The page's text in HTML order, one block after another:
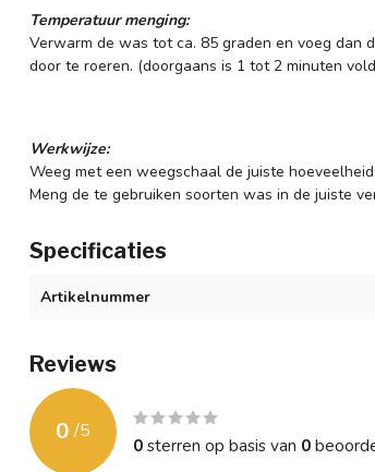
Temperatuur menging:
Verwarm de was tot ca. 85 graden en voeg dan
door te roeren. (doorgaans is 1 tot 2 minuten
Werkwijze:
Weeg met een weegschaal de juiste
Meng de te gebruiken soorten was in de juiste
Specificaties
Artikelnummer
Reviews
0 /5
0sterren op basis van 0